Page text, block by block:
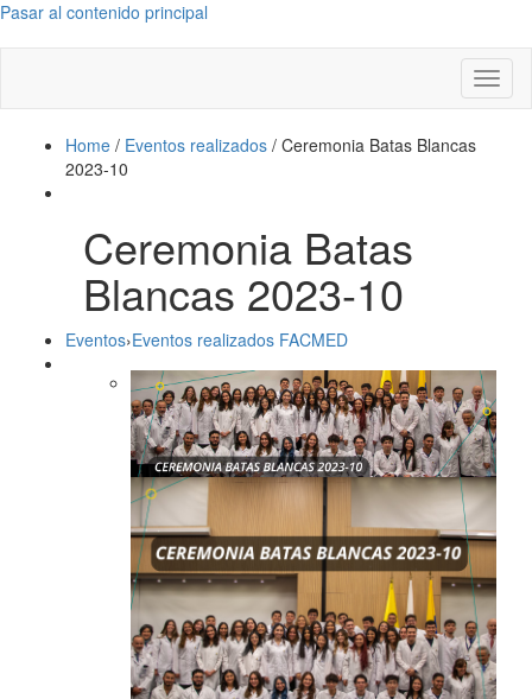
Pasar al contenido principal
Home / Eventos realizados / Ceremonia Batas Blancas
2023-10
Ceremonia Batas
Blancas 2023-10
Eventos›Eventos realizados FACMED